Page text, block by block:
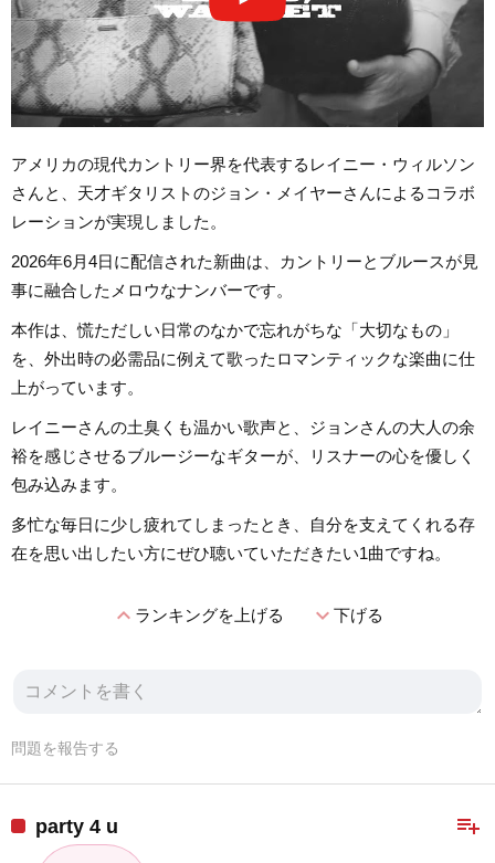
アメリカの現代カントリー界を代表するレイニー・ウィルソン
さんと、天才ギタリストのジョン・メイヤーさんによるコラボ
レーションが実現しました。
2026年6月4日に配信された新曲は、カントリーとブルースが見
事に融合したメロウなナンバーです。
本作は、慌ただしい日常のなかで忘れがちな「大切なもの」
を、外出時の必需品に例えて歌ったロマンティックな楽曲に仕
上がっています。
レイニーさんの土臭くも温かい歌声と、ジョンさんの大人の余
裕を感じさせるブルージーなギターが、リスナーの心を優しく
包み込みます。
多忙な毎日に少し疲れてしまったとき、自分を支えてくれる存
在を思い出したい方にぜひ聴いていただきたい1曲ですね。
expand_lessランキングを上げる expand_more下げる
問題を報告する
playlist_add
party 4 u